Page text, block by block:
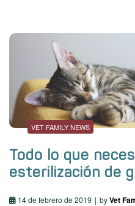
VET FAMILY NEWS
Todo lo que
esterilización de
14 de febrero de 2019 byVet